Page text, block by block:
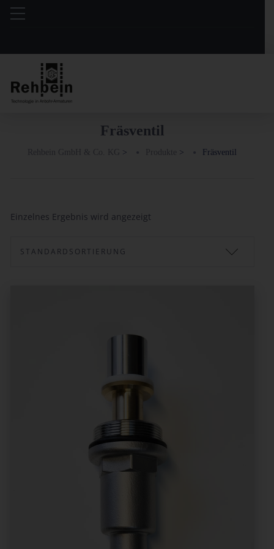
Fräsventil
> > Fräsventil
Einzelnes Ergebnis wird angezeigt